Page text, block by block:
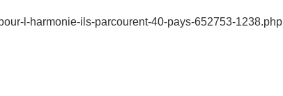
l-harmonie-ils-parcourent-40-pays-652753-1238.php